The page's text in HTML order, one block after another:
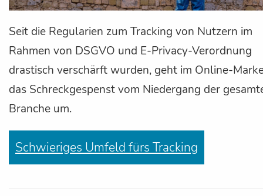
Seit die Regularien zum Tracking von Nutzern im
Rahmen von DSGVO und E-Privacy-Verordnung
drastisch verschärft wurden, geht im Online-
das Schreckgespenst vom Niedergang der
Branche um.
Schwieriges Umfeld fürs Tracking